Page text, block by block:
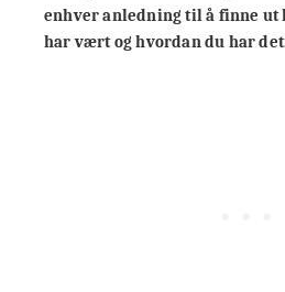
enhver anledning til å finne ut
har vært og hvordan du har